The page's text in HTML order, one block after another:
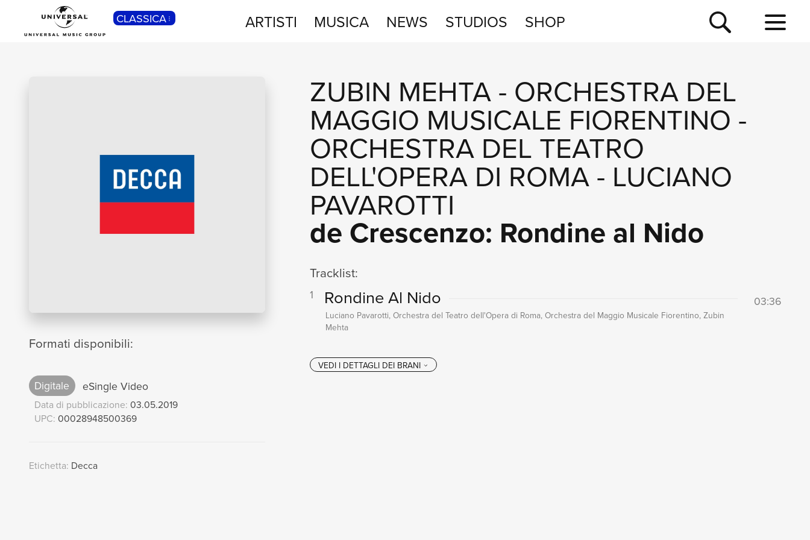
CLASSICA ARTISTI MUSICA NEWS STUDIOS SHOP
Formati disponibili:
Digitale eSingle Video
Data di pubblicazione: 03.05.2019
UPC: 00028948500369
Etichetta: Decca
ZUBIN MEHTA- ORCHESTRA DEL
MAGGIO MUSICALE FIORENTINO -
ORCHESTRA DEL TEATRO
DELL'OPERA DI ROMA- LUCIANO
PAVAROTTI
de Crescenzo: Rondine al Nido
Tracklist:
1 Rondine Al Nido 03:36
Luciano Pavarotti, Orchestra del Teatro dell'Opera di Roma, Orchestra del Maggio Musicale Fiorentino, Zubin
Mehta
POP
SHOP
NEWS